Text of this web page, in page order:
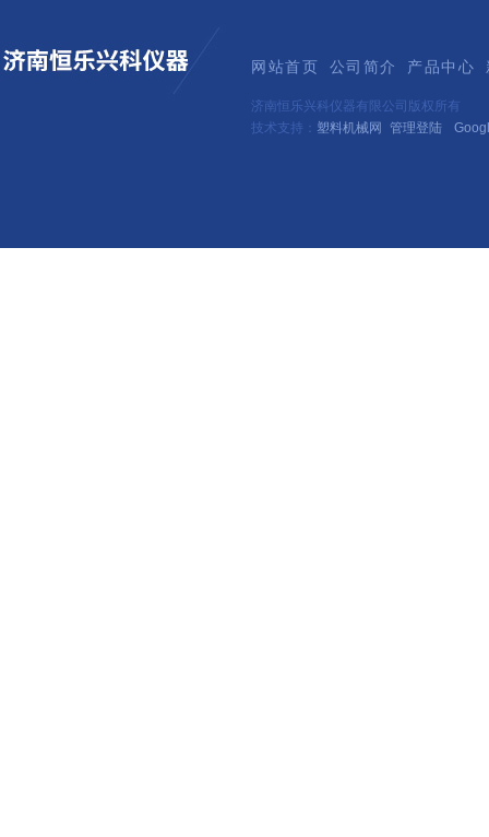
网站首页 公司简介 产品中心
济南恒乐兴科仪器有限公司版权所有
技术支持： 塑料机械网 管理登陆